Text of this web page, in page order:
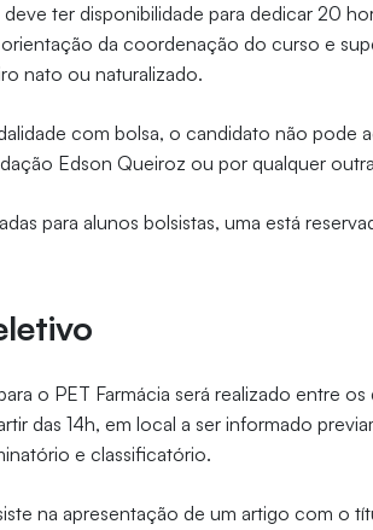
ter disponibilidade para dedicar 20
da coordenação do curso e
nato ou naturalizado.
com bolsa, o candidato não pode
Edson Queiroz ou por qualquer
para alunos bolsistas, uma está
o PET Farmácia será realizado entre
das 14h, em local a ser informado
e classificatório.
na apresentação de um artigo com o